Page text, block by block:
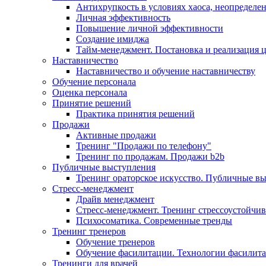
Антихрупкость в условиях хаоса,
Личная эффективность
Повышение личной эффективности
Создание имиджа
Тайм-менеджмент. Постановка и реализация
Наставничество
Наставничество и обучение наставничеству
Обучение персонала
Оценка персонала
Принятие решений
Практика принятия решений
Продажи
Активные продажи
Тренинг "Продажи по телефону"
Тренинг по продажам. Продажи b2b
Публичные выступления
Тренинг ораторское искусство. Публичные
Стресс-менеджмент
Драйв менеджмент
Стресс-менеджмент. Тренинг
Психосоматика. Современные тренды
Тренинг тренеров
Обучение тренеров
Обучение фасилитации. Технологии
Тренинги для врачей